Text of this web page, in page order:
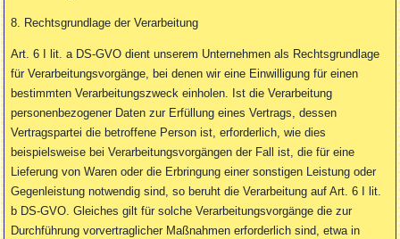
8. Rechtsgrundlage der Verarbeitung
Art. 6 I lit. a DS-GVO dient unserem Unternehmen als Rechtsgrundlage
für Verarbeitungsvorgänge, bei denen wir eine Einwilligung für einen
bestimmten Verarbeitungszweck einholen. Ist die Verarbeitung
personenbezogener Daten zur Erfüllung eines Vertrags, dessen
Vertragspartei die betroffene Person ist, erforderlich, wie dies
beispielsweise bei Verarbeitungsvorgängen der Fall ist, die für eine
Lieferung von Waren oder die Erbringung einer sonstigen Leistung oder
Gegenleistung notwendig sind, so beruht die Verarbeitung auf Art. 6 I lit.
b DS-GVO. Gleiches gilt für solche Verarbeitungsvorgänge die zur
Durchführung vorvertraglicher Maßnahmen erforderlich sind, etwa in